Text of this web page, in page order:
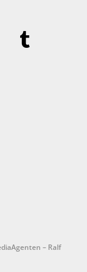
– Ralf